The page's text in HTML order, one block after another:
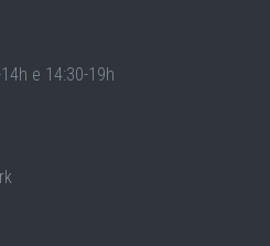
e 14:30-19h